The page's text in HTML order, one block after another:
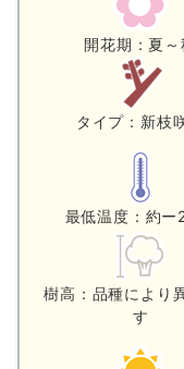
開花期：夏～
タイプ：新枝
最低温度：約
樹高：品種により
す